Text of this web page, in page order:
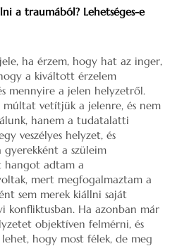
a traumából? Lehetséges-e
ha érzem, hogy hat az inger,
a kiváltott érzelem
mennyire a jelen helyzetről.
múltat vetítjük a jelenre, és nem
hanem a tudatalatti
veszélyes helyzet, és
gyerekként a szüleim
hangot adtam a
mert megfogalmaztam a
sem merek kiállni saját
konfliktusban. Ha azonban már
objektíven felmérni, és
hogy most félek, de meg